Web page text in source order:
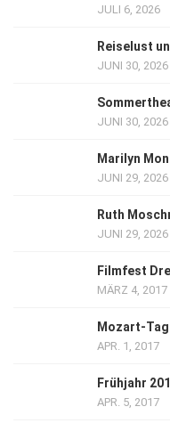
JULI 6, 2026
Reiselust
JUNI 30, 2026
JUNI 30, 2026
Marilyn
JUNI 29, 2026
Ruth
JUNI 29, 2026
Filmfest
MÄRZ 4, 2017
Mozart-
APR. 1, 2017
Frühjahr
APR. 5, 2017